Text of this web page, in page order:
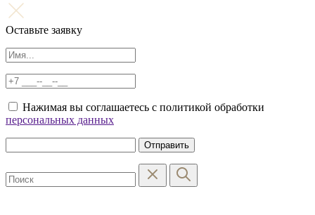
Оставьте заявку
Нажимая вы соглашаетесь с политикой обработки
персональных данных